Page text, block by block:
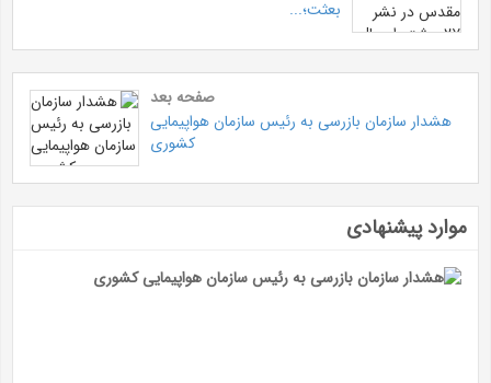
بعثت؛...
صفحه بعد
هشدار سازمان بازرسی به رئیس سازمان هواپیمایی
کشوری
موارد پیشنهادی